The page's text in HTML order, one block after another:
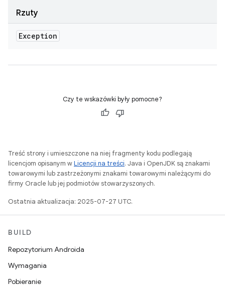
Rzuty
Exception
Czy te wskazówki były pomocne?
Treść strony i umieszczone na niej fragmenty kodu podlegają
licencjom opisanym wLicencji na treści. Java i OpenJDK są znakami
towarowymi lub zastrzeżonymi znakami towarowymi należącymi do
firmy Oracle lub jej podmiotów stowarzyszonych.
Ostatnia aktualizacja: 2025-07-27 UTC.
BUILD
Repozytorium Androida
Wymagania
Pobieranie